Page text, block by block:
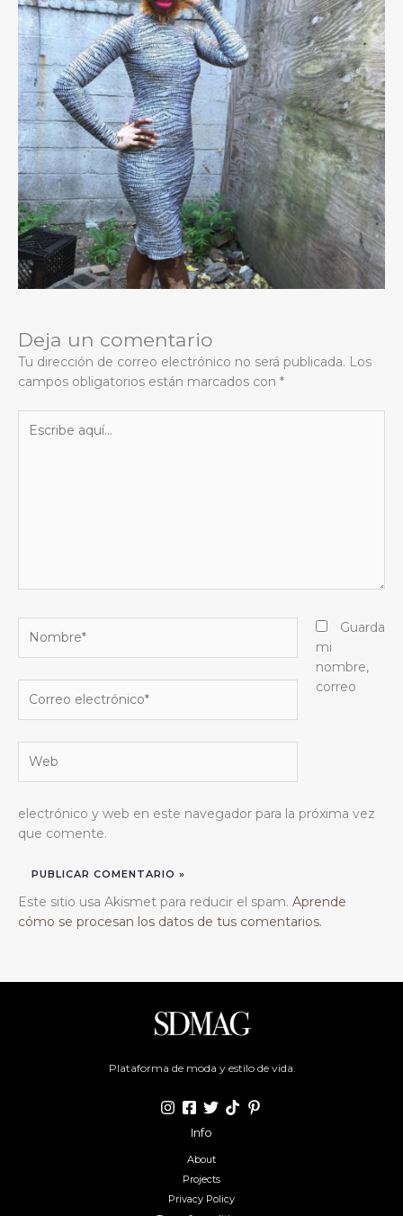
Deja un comentario
Tu dirección de correo electrónico no será publicada. Los
campos obligatorios están marcados con *
aquí...
electrónico*
Guarda
mi
nombre,
correo
electrónico y web en este navegador para la próxima vez
que comente.
Este sitio usa Akismet para reducir el spam. Aprende
cómo se procesan los datos de tus comentarios.
Plataforma de moda y estilo de vida.
Info
About
Projects
Privacy Policy